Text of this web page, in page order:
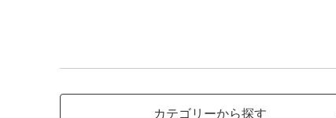
カテゴリーから探す